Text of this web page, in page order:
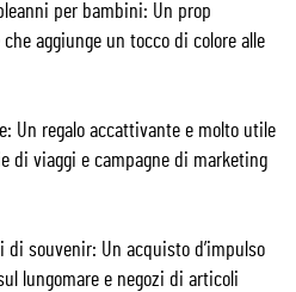
per bambini: Un prop
aggiunge un tocco di colore alle
Un regalo accattivante e molto utile
di viaggi e campagne di marketing
di souvenir: Un acquisto d’impulso
lungomare e negozi di articoli